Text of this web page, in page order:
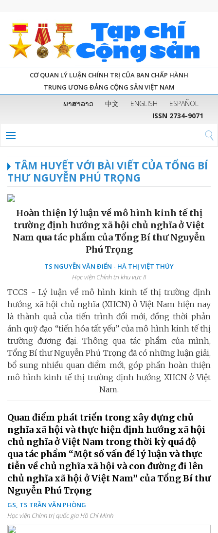
CƠ QUAN LÝ LUẬN CHÍNH TRỊ CỦA BAN CHẤP HÀNH
TRUNG ƯƠNG ĐẢNG CỘNG SẢN VIỆT NAM
ພາສາລາວ 中文 ENGLISH
ESPAÑOL
ISSN 2734-9071
TÂM HUYẾT VỚI BÀI VIẾT CỦA TỔNG BÍ
THƯ NGUYỄN PHÚ TRỌNG
Hoàn thiện lý luận về mô hình kinh tế thị
trường định hướng xã hội chủ nghĩa ở Việt
Nam qua tác phẩm của Tổng Bí thư Nguyễn
Phú Trọng
TS NGUYỄN VĂN ĐIỂN - HÀ THỊ VIỆT THÚY
Học viện Chính trị khu vực II
TCCS - Lý luận về mô hình kinh tế thị trường định
hướng xã hội chủ nghĩa (XHCN) ở Việt Nam hiện nay
là thành quả của tiến trình đổi mới, đồng thời phản
ánh quỹ đạo “tiến hóa tất yếu” của mô hình kinh tế thị
trường đương đại. Thông qua tác phẩm của mình,
Tổng Bí thư Nguyễn Phú Trọng đã có những luận giải,
bổ sung nhiều quan điểm mới, góp phần hoàn thiện
mô hình kinh tế thị trường định hướng XHCN ở Việt
Nam.
Quan điểm phát triển trong xây dựng chủ
nghĩa xã hội và thực hiện định hướng xã hội
chủ nghĩa ở Việt Nam trong thời kỳ quá độ
qua tác phẩm “Một số vấn đề lý luận và thực
tiễn về chủ nghĩa xã hội và con đường đi lên
chủ nghĩa xã hội ở Việt Nam” của Tổng Bí thư
Nguyễn Phú Trọng
GS, TS TRẦN VĂN PHÒNG
Học viện Chính trị quốc gia Hồ Chí Minh